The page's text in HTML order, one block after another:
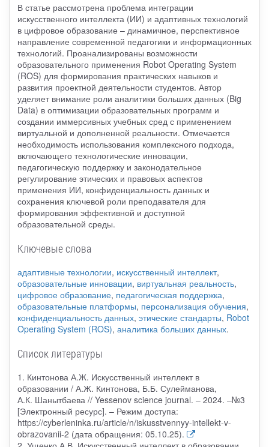
В статье рассмотрена проблема интеграции
искусственного интеллекта (ИИ) и адаптивных технологий
в цифровое образование – динамичное, перспективное
направление современной педагогики и информационных
технологий. Проанализированы возможности
образовательного применения Robot Operating System
(ROS) для формирования практических навыков и
развития проектной деятельности студентов. Автор
уделяет внимание роли аналитики больших данных (Big
Data) в оптимизации образовательных программ и
создании иммерсивных учебных сред с применением
виртуальной и дополненной реальности. Отмечается
необходимость использования комплексного подхода,
включающего технологические инновации,
педагогическую поддержку и законодательное
регулирование этических и правовых аспектов
применения ИИ, конфиденциальность данных и
сохранения ключевой роли преподавателя для
формирования эффективной и доступной
образовательной среды.
Ключевые слова
адаптивные технологии, искусственный интеллект,
образовательные инновации, виртуальная реальность,
цифровое образование, педагогическая поддержка,
образовательные платформы, персонализация обучения,
конфиденциальность данных, этические стандарты, Robot
Operating System (ROS), аналитика больших данных.
Список литературы
1. Кинтонова А.Ж. Искусственный интеллект в
образовании / А.Ж. Кинтонова, Б.Б. Сулейманова,
А.К. Шанытбаева // Yessenov science journal. – 2024. –№3
[Электронный ресурс]. – Режим доступа:
https://cyberleninka.ru/article/n/iskusstvennyy-intellekt-v-
obrazovanii-2 (дата обращения: 05.10.25).